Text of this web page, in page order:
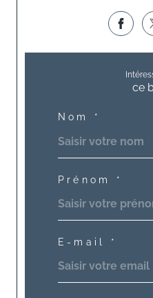
ce
Nom *
Prénom *
E-mail *